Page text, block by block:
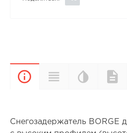
Описание
палитра
Снегозадержатель BORGE